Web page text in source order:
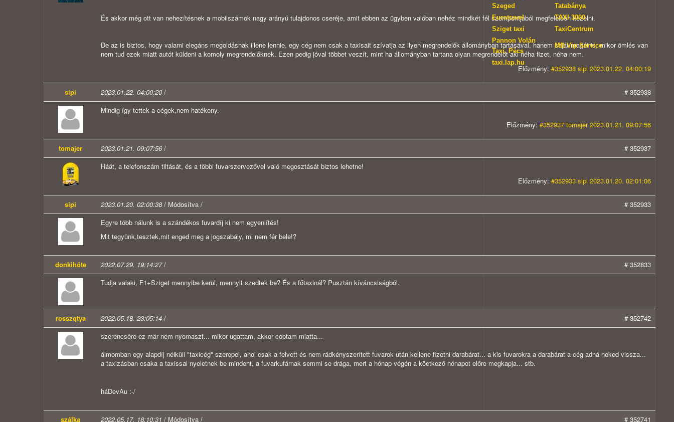
És akkor még ott van nehezítésnek a mobilszámok nagy arányú tulajdonos cseréje, amit ebben az ügyben valóban nehéz mindkét fél szempontjából megfelelően kezelni.
De az is biztos, hogy valami elegáns megoldásnak illene lennie, egy cég nem csak a taxisait szívatja az ilyen megrendelők állományban tartásával, hanem saját magát is, mikor ömlés van
nem tud ezek miatt autót küldeni a komoly megrendelőknek. Ezen pedig jóval többet veszít, mint ha állományban tartana olyan megrendelőt aki néha fizet, néha nem.
Előzmény: #352938 sipi 2023.01.22. 04:00:19
sipi 2023.01.22. 04:00:20 /
# 352938
Mindig így tettek a cégek,nem hatékony.
Előzmény: #352937 tomajer 2023.01.21. 09:07:56
tomajer 2023.01.21. 09:07:56/
# 352937
Háát, a telefonszám tiltását, és a többi fuvarszervezővel való megosztását biztos lehetne!
Előzmény: #352933 sipi 2023.01.20. 02:01:06
sipi 2023.01.20. 02:00:38 / Módosítva /
# 352933
Egyre több nálunk is a szándékos fuvardíj ki nem egyenlítés!
Mit tegyünk,tesztek,mit enged meg a jogszabály, mi nem fér bele!?
donkihóte 2022.07.29. 19:14:27/
# 352833
Tudja valaki, F1+Sziget mennyibe kerül, mennyit szedtek be? És a főtaxinál? Pusztán kíváncsiságból.
rosszqtya 2022.05.18. 23:05:14 /
# 352742
szerencsére ez már nem nyomaszt... mikor ugattam, akkor coptam miatta...
álmomban egy alapdíj nélküli "taxicég" szerepel, ahol csak a felvett és nem rádkényszerített fuvarok után kellene fizetni darabárat... a kis fuvarokra a darabárat a cég adná neked vissza...
a taxizásban csaka a taxissal nyeletnek be mindent, a fuvarkufárnak semmi se drága, mert a hónap végén a köetkező hónapot előre megkapja... stb.
háDevAu :-/
szálka 2022.05.17. 18:10:31 / Módosítva / # 352741
Szeged
Tatabánya
Eurotravel
TAXI 3000
Sziget taxi
TaxiCentrum
Pannon Volán
Taxi, Pécs
MB Vip Service
taxi.lap.hu